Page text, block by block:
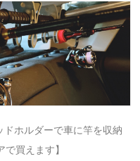
ドホルダーで車に竿を収納
で買えます】